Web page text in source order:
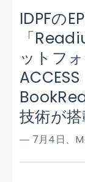
IDPFの
「
ットフ
技術が
― 7月4日、